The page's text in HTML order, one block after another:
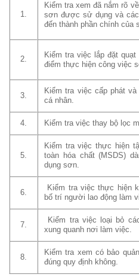
1.
Kiểm tra xem đã nắm rõ
sơn được sử dụng và
đến thành phần chính của
2.
Kiểm tra việc lắp đặt
điểm thực hiện công việc
3.
Kiểm tra việc cấp phát
cá nhân.
4. Kiểm tra việc thay bộ lọc
5.
Kiểm tra việc thực hiện
toàn hóa chất (MSDS)
dụng sơn.
6.
Kiểm tra việc thực hiện
bố trí người lao động làm
7.
Kiểm tra việc loại bỏ
xung quanh nơi làm việc.
8.
Kiểm tra xem có bảo
đúng quy định không.